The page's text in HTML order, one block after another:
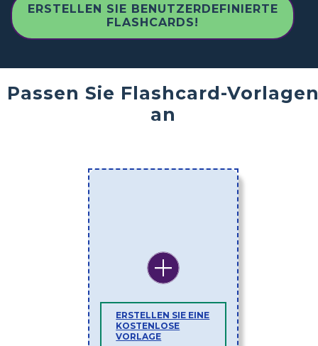
ERSTELLEN SIE BENUTZERDEFINIERTE
FLASHCARDS!
Passen Sie Flashcard-
an
ERSTELLEN SIE EINE
KOSTENLOSE
VORLAGE